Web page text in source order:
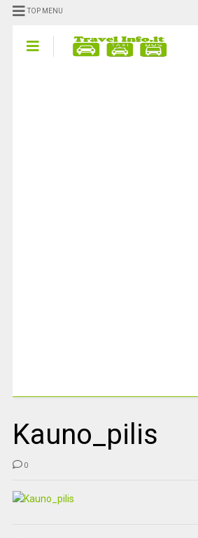
TOP MENU
Kauno_pilis
0